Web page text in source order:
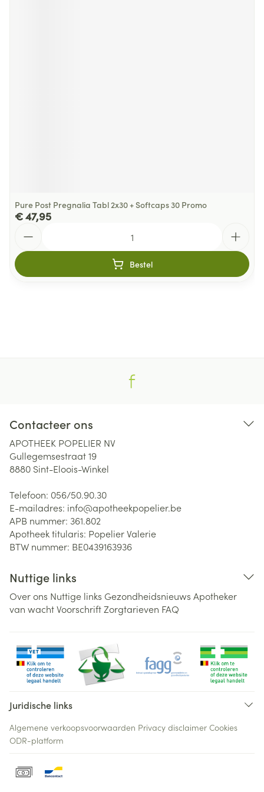
Pure Post Pregnalia Tabl 2x30 + Softcaps 30 Promo
€ 47,95
Bestel
Contacteer ons
APOTHEEK POPELIER NV
Gullegemsestraat 19
8880 Sint-Eloois-Winkel
Telefoon: 056/50.90.30
E-mailadres: info@apotheekpopelier.be
APB nummer: 361.802
Apotheek titularis: Popelier Valerie
BTW nummer: BE0439163936
Nuttige links
Over ons Nuttige links Gezondheidsnieuws Apotheker
van wachtVoorschriftZorgtarieven FAQ
Juridische links
Algemene verkoopsvoorwaarden Privacy disclaimer Cookies
ODR-platform